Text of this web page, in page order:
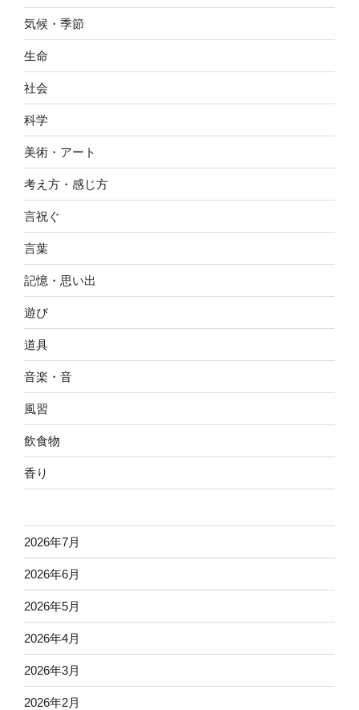
気候・季節
生命
社会
科学
美術・アート
考え方・感じ方
言祝ぐ
言葉
記憶・思い出
遊び
道具
音楽・音
風習
飲食物
香り
2026年7月
2026年6月
2026年5月
2026年4月
2026年3月
2026年2月